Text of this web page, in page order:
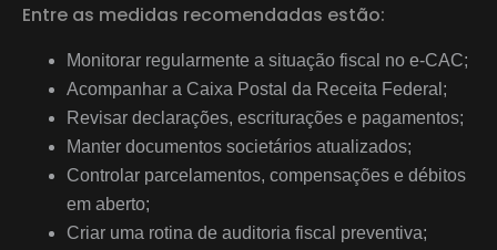
Entre as medidas recomendadas estão:
Monitorar regularmente a situação fiscal no e-CAC;
Acompanhar a Caixa Postal da Receita Federal;
Revisar declarações, escriturações e pagamentos;
Manter documentos societários atualizados;
Controlar parcelamentos, compensações e débitos
em aberto;
Criar uma rotina de auditoria fiscal preventiva;